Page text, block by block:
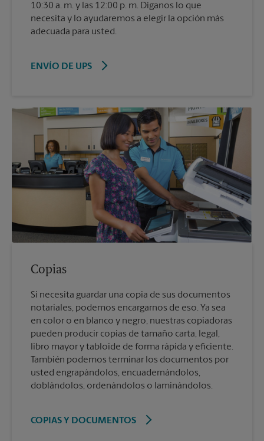
10:30 a. m. y las 12:00 p. m. Díganos lo que
necesita y lo ayudaremos a elegir la opción más
adecuada para usted.
ENVÍO DE UPS
Copias
Si necesita guardar una copia de sus documentos
notariales, podemos encargarnos de eso. Ya sea
en color o en blanco y negro, nuestras copiadoras
pueden producir copias de tamaño carta, legal,
libro mayor y tabloide de forma rápida y eficiente.
También podemos terminar los documentos por
usted engrapándolos, encuadernándolos,
doblándolos, ordenándolos o laminándolos.
COPIAS Y DOCUMENTOS